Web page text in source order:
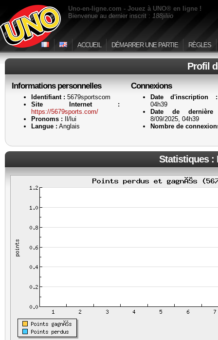
Uno-en-ligne.com - Jouez à UNO® en ligne !
Bienvenue au dernier inscrit : 188jiliio
ACCUEIL DÉMARRER UNE PARTIE RÈGLES
Profil
Informations personnelles
Identifiant : 5679sportscom
Site Internet :
https://5679sports.com/
Pronoms : Il/lui
Langue : Anglais
Connexions
Date d'inscription :
04h39
Date de
8/09/2025, 04h39
Nombre de
Statistiques :